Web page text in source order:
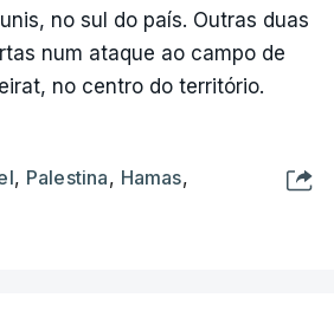
no sul do país. Outras duas
num ataque ao campo de
no centro do território.
, Palestina, Hamas,